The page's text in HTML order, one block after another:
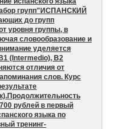
групп"ИСПАНСКИЙ
до групп
уровня группы, в
словообразование и
уделяется
(Intermedio), B2
отличия от
слов. Курс
рублей в первый
языка по
тренинг-